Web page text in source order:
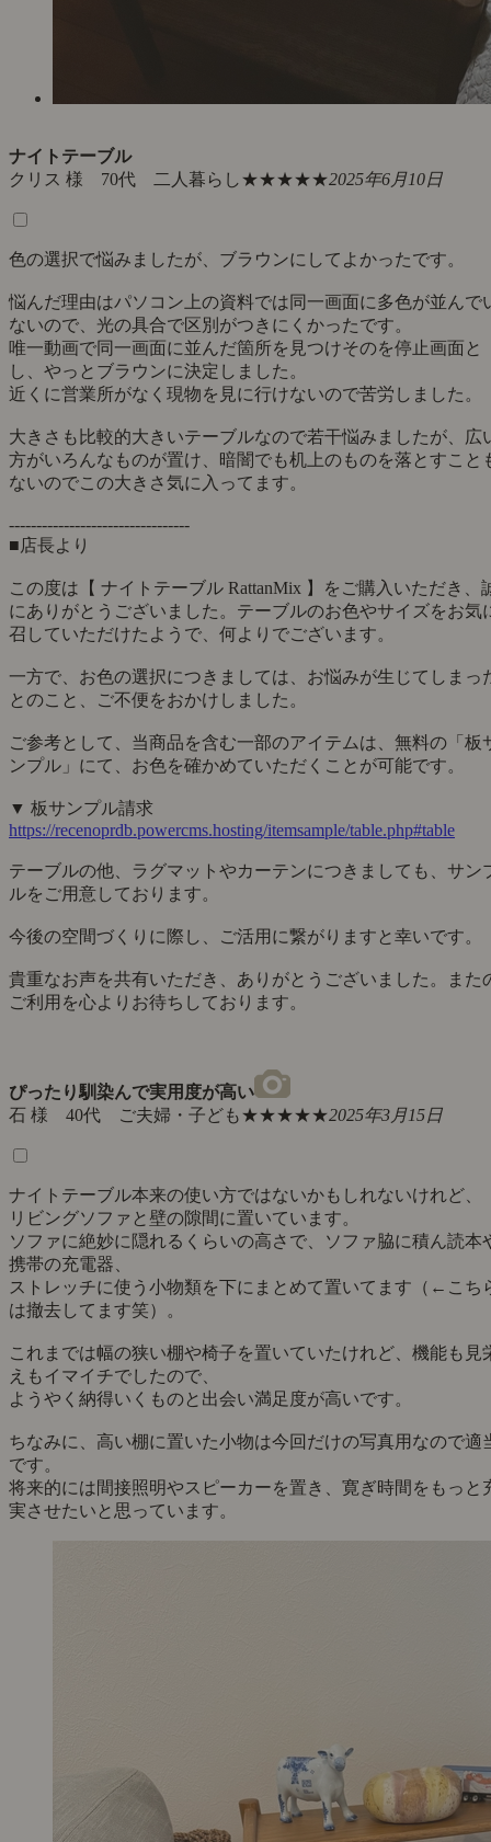
ナイトテーブル
クリス 様 70代 二人暮らし★★★★★2025年6月10日
色の選択で悩みましたが、ブラウンにしてよかったです。
悩んだ理由はパソコン上の資料では同一画面に多色が並んで
ないので、光の具合で区別がつきにくかったです。
唯一動画で同一画面に並んだ箇所を見つけそのを停止画面と
し、やっとブラウンに決定しました。
近くに営業所がなく現物を見に行けないので苦労しました。
大きさも比較的大きいテーブルなので若干悩みましたが、広
方がいろんなものが置け、暗闇でも机上のものを落とすこと
ないのでこの大きさ気に入ってます。
---------------------------------
■店長より
この度は【 ナイトテーブル RattanMix 】をご購入いただき、
にありがとうございました。テーブルのお色やサイズをお気
召していただけたようで、何よりでございます。
一方で、お色の選択につきましては、お悩みが生じてしまっ
とのこと、ご不便をおかけしました。
ご参考として、当商品を含む一部のアイテムは、無料の「板
ンプル」にて、お色を確かめていただくことが可能です。
▼ 板サンプル請求
https://recenoprdb.powercms.hosting/itemsample/table.php#table
テーブルの他、ラグマットやカーテンにつきましても、サン
ルをご用意しております。
今後の空間づくりに際し、ご活用に繋がりますと幸いです。
貴重なお声を共有いただき、ありがとうございました。また
ご利用を心よりお待ちしております。
ぴったり馴染んで実用度が高い
石 様 40代 ご夫婦・子ども★★★★★2025年3月15日
ナイトテーブル本来の使い方ではないかもしれないけれど、
リビングソファと壁の隙間に置いています。
ソファに絶妙に隠れるくらいの高さで、ソファ脇に積ん読本
携帯の充電器、
ストレッチに使う小物類を下にまとめて置いてます（←こち
は撤去してます笑）。
これまでは幅の狭い棚や椅子を置いていたけれど、機能も見
えもイマイチでしたので、
ようやく納得いくものと出会い満足度が高いです。
ちなみに、高い棚に置いた小物は今回だけの写真用なので適
です。
将来的には間接照明やスピーカーを置き、寛ぎ時間をもっと
実させたいと思っています。